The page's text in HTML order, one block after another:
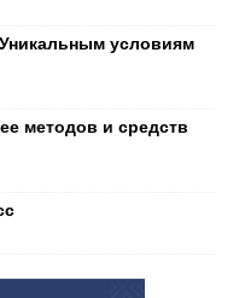
условиям
методов и средств